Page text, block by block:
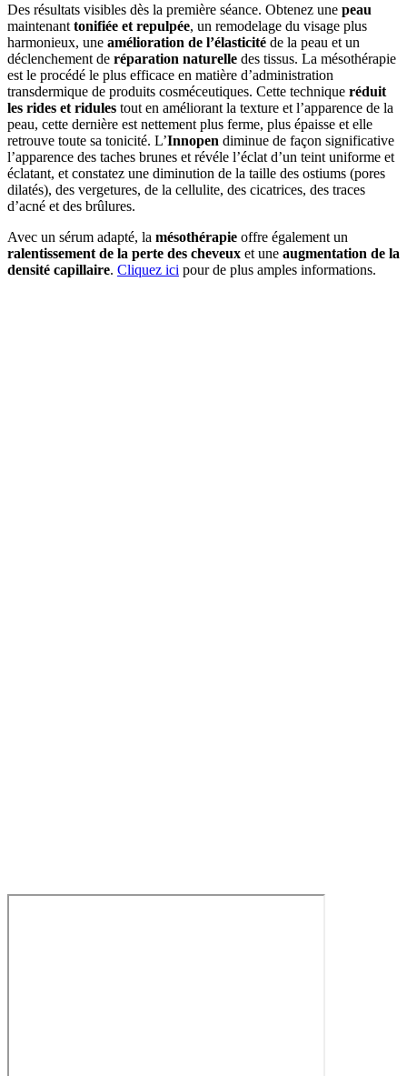
Des résultats visibles dès la première séance. Obtenez une peau
maintenant tonifiée et repulpée, un remodelage du visage plus
harmonieux, une amélioration de l’élasticité de la peau et un
déclenchement de réparation naturelle des tissus. La mésothérapie
est le procédé le plus efficace en matière d’administration
transdermique de produits cosméceutiques. Cette technique réduit
les rides et ridules tout en améliorant la texture et l’apparence de la
peau, cette dernière est nettement plus ferme, plus épaisse et elle
retrouve toute sa tonicité. L’Innopen diminue de façon significative
l’apparence des taches brunes et révéle l’éclat d’un teint uniforme et
éclatant, et constatez une diminution de la taille des ostiums (pores
dilatés), des vergetures, de la cellulite, des cicatrices, des traces
d’acné et des brûlures.
Avec un sérum adapté, la mésothérapie offre également un
ralentissement de la perte des cheveux et une augmentation de la
densité capillaire. Cliquez ici pour de plus amples informations.